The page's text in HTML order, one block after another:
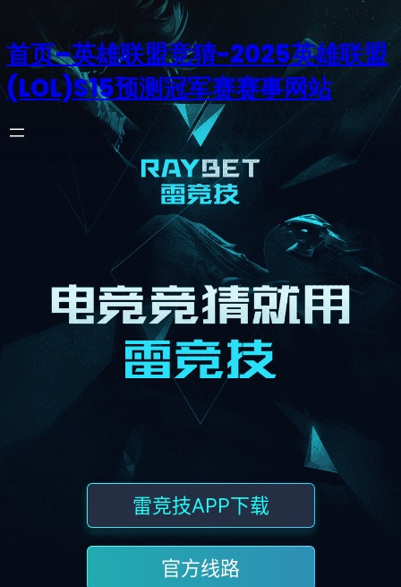
首页–英雄联盟竞猜-2025英雄联盟
(LOL)S15预测冠军赛赛事网站